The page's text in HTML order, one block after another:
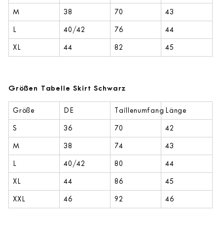
M
38 70
43
L
40/42 76
44
XL
44 82 45
Größen Tabelle Skirt Schwarz
Größe DE Taillenumfang Länge
S
36 70
42
M
38 74
43
L
40/42 80
44
XL
44 86
45
XXL
46 92 46